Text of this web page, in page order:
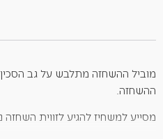
מוביל ההשחזה מתלבש על גב
ההשחזה.
מסייע למשחיז להגיע לזווית השחזה